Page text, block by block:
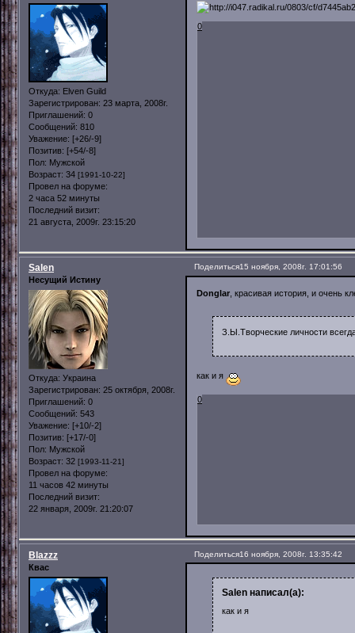
Откуда: Elven Guild
Зарегистрирован: 23 марта, 2008г.
Приглашений: 0
Сообщений: 810
Уважение: [+26/-9]
Позитив: [+54/-8]
Пол: Мужской
Возраст: 34 [1991-10-22]
Провел на форуме:
2 часа 52 минуты
Последний визит:
21 августа, 2009г. 23:15:20
0
Поделиться15 ноября, 2008г. 17:01:56
Salen
Несущий Истину
Откуда: Украина
Зарегистрирован: 25 октября, 2008г.
Приглашений: 0
Сообщений: 543
Уважение: [+10/-2]
Позитив: [+17/-0]
Пол: Мужской
Возраст: 32 [1993-11-21]
Провел на форуме:
11 часов 42 минуты
Последний визит:
22 января, 2009г. 21:20:07
Donglar , красивая история, и очень
З.Ы.Творческие личности
как и я
0
Поделиться16 ноября, 2008г. 13:35:42
Blazzz
Квас
Salen написал(а):
как и я